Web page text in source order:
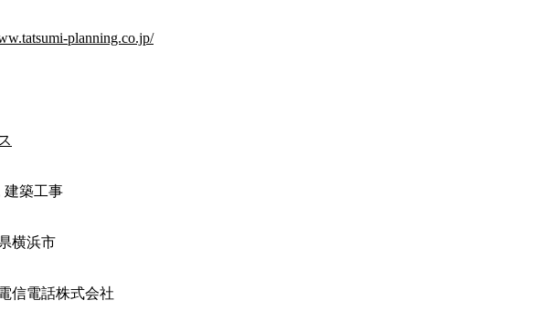
planning.co.jp/
建築工事
横浜市
信電話株式会社